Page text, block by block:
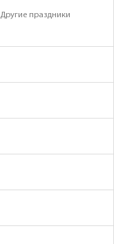
Другие праздники